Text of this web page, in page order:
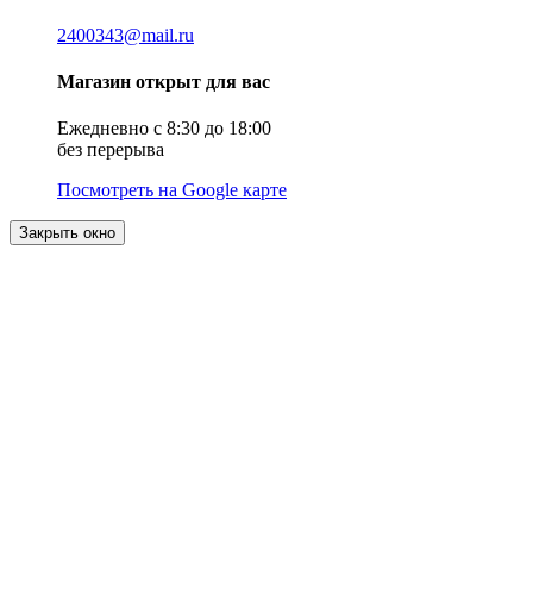
2400343@mail.ru
Магазин открыт для вас
Ежедневно с 8:30 до 18:00
без перерыва
Посмотреть на Google карте
Закрыть окно